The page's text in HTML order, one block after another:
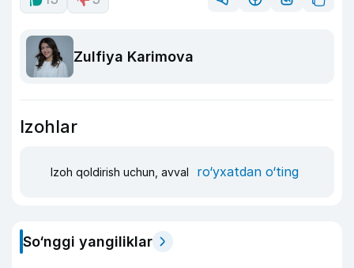
Zulfiya Karimova
Izohlar
Izoh qoldirish uchun, avval ro‘yxatdan o‘ting
So‘nggi yangiliklar